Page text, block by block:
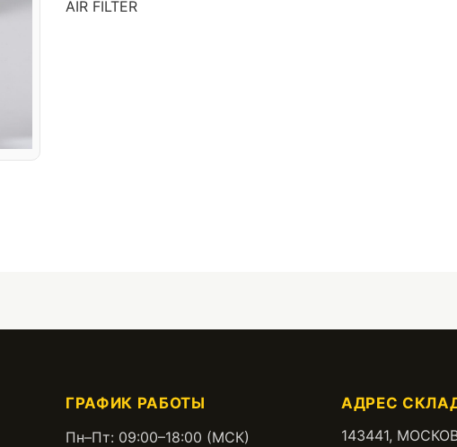
AIR FILTER
ГРАФИК РАБОТЫ
Пн–Пт: 09:00–18:00 (МСК)
АДРЕС
143441,